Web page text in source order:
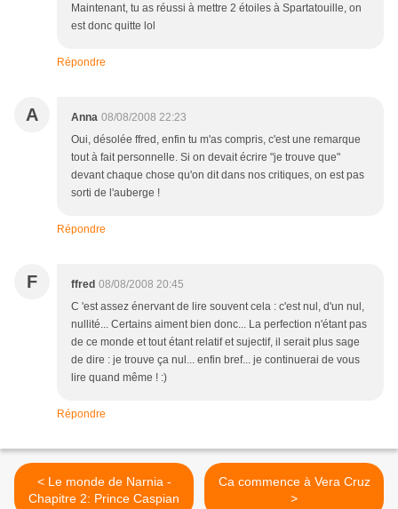
Maintenant, tu as réussi à mettre 2 étoiles à Spartatouille, on
est donc quitte lol
Répondre
A Anna 08/08/2008 22:23
Oui, désolée ffred, enfin tu m'as compris, c'est une remarque
tout à fait personnelle. Si on devait écrire "je trouve que"
devant chaque chose qu'on dit dans nos critiques, on est pas
sorti de l'auberge !
Répondre
F ffred 08/08/2008 20:45
C 'est assez énervant de lire souvent cela : c'est nul, d'un nul,
nullité... Certains aiment bien donc... La perfection n'étant pas
de ce monde et tout étant relatif et sujectif, il serait plus sage
de dire : je trouve ça nul... enfin bref... je continuerai de vous
lire quand même ! :)
Répondre
< Le monde de Narnia -
Chapitre 2: Prince Caspian
Ca commence à Vera Cruz
>